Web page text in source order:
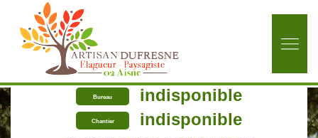
Bureau indisponible
Chantier indisponible